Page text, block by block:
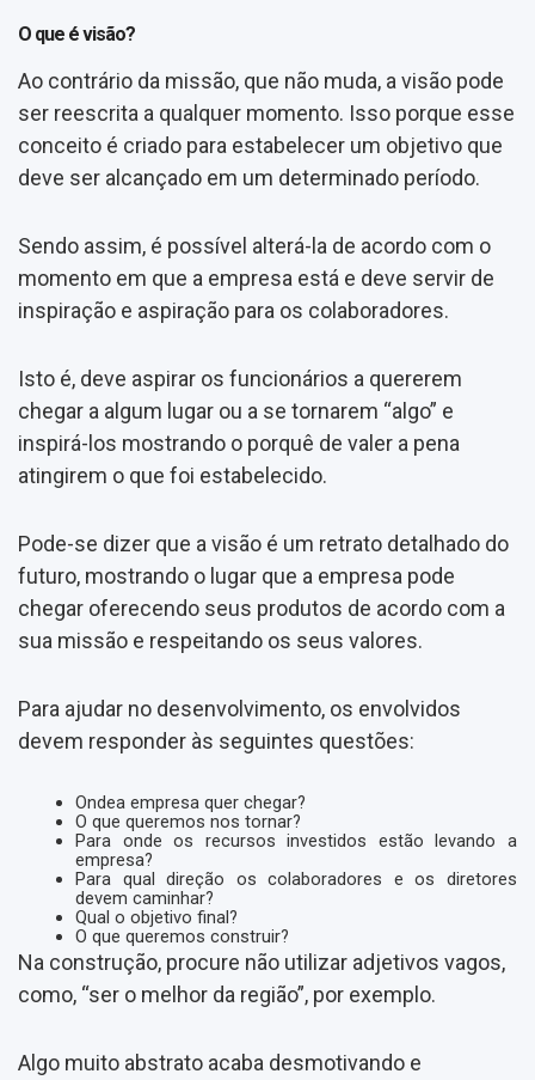
O que é visão?
Ao contrário da missão, que não muda, a visão pode
ser reescrita a qualquer momento. Isso porque esse
conceito é criado para estabelecer um objetivo que
deve ser alcançado em um determinado período.
Sendo assim, é possível alterá-la de acordo com o
momento em que a empresa está e deve servir de
inspiração e aspiração para os colaboradores.
Isto é, deve aspirar os funcionários a quererem
chegar a algum lugar ou a se tornarem “algo” e
inspirá-los mostrando o porquê de valer a pena
atingirem o que foi estabelecido.
Pode-se dizer que a visão é um retrato detalhado do
futuro, mostrando o lugar que a empresa pode
chegar oferecendo seus produtos de acordo com a
sua missão e respeitando os seus valores.
Para ajudar no desenvolvimento, os envolvidos
devem responder às seguintes questões:
Ondea empresa quer chegar?
O que queremos nos tornar?
Para onde os recursos investidos estão levando a
empresa?
Para qual direção os colaboradores e os diretores
devem caminhar?
Qual o objetivo final?
O que queremos construir?
Na construção, procure não utilizar adjetivos vagos,
como, “ser o melhor da região”, por exemplo.
Algo muito abstrato acaba desmotivando e